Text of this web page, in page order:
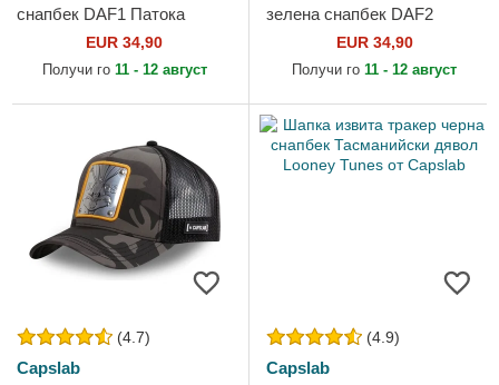
снапбек DAF1 Патока
Лукас Looney Tunes от
Capslab
EUR 34,90
Получи го 11 - 12 август
зелена снапбек DAF2
Патока Лукас Looney Tunes
от Capslab
EUR 34,90
Получи го 11 - 12 август
(4.7)
Capslab
(4.9)
Capslab